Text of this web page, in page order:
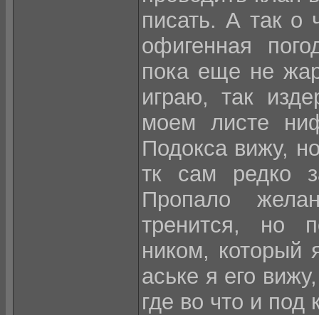
писать. А так о
офигенная
пока еще не
играю, так
моем листе
Подокса вижу,
тк сам редко
Пропало
тренится, но
ником, который
аське я его
где во что и под